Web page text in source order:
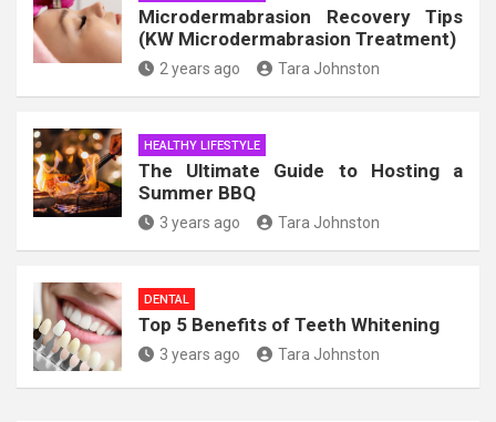
Microdermabrasion Recovery Tips
(KW Microdermabrasion Treatment)
2 years ago Tara Johnston
HEALTHY LIFESTYLE
The Ultimate Guide to Hosting a
Summer BBQ
3 years ago Tara Johnston
DENTAL
Top 5 Benefits of Teeth Whitening
3 years ago Tara Johnston